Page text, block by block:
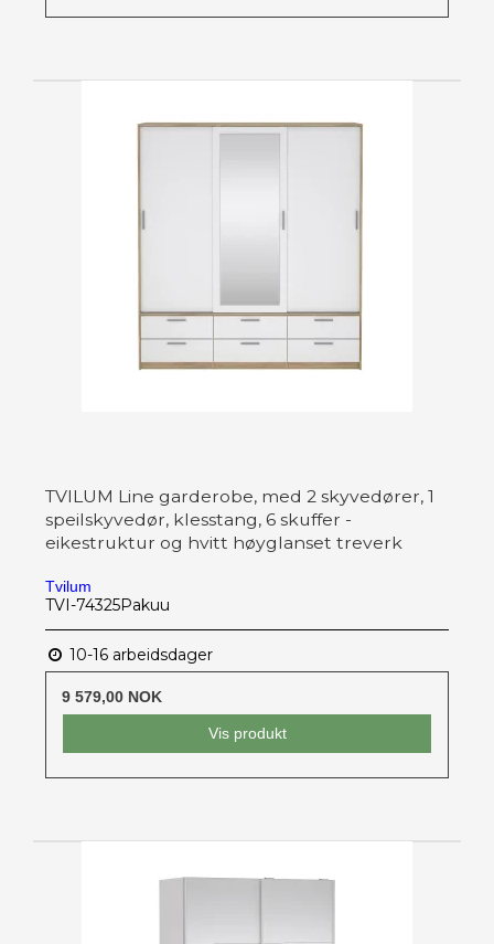
TVILUM Line garderobe, med 2 skyvedører, 1
speilskyvedør, klesstang, 6 skuffer -
eikestruktur og hvitt høyglanset treverk
Tvilum
TVI-74325Pakuu
10-16 arbeidsdager
9 579,00 NOK
Vis produkt